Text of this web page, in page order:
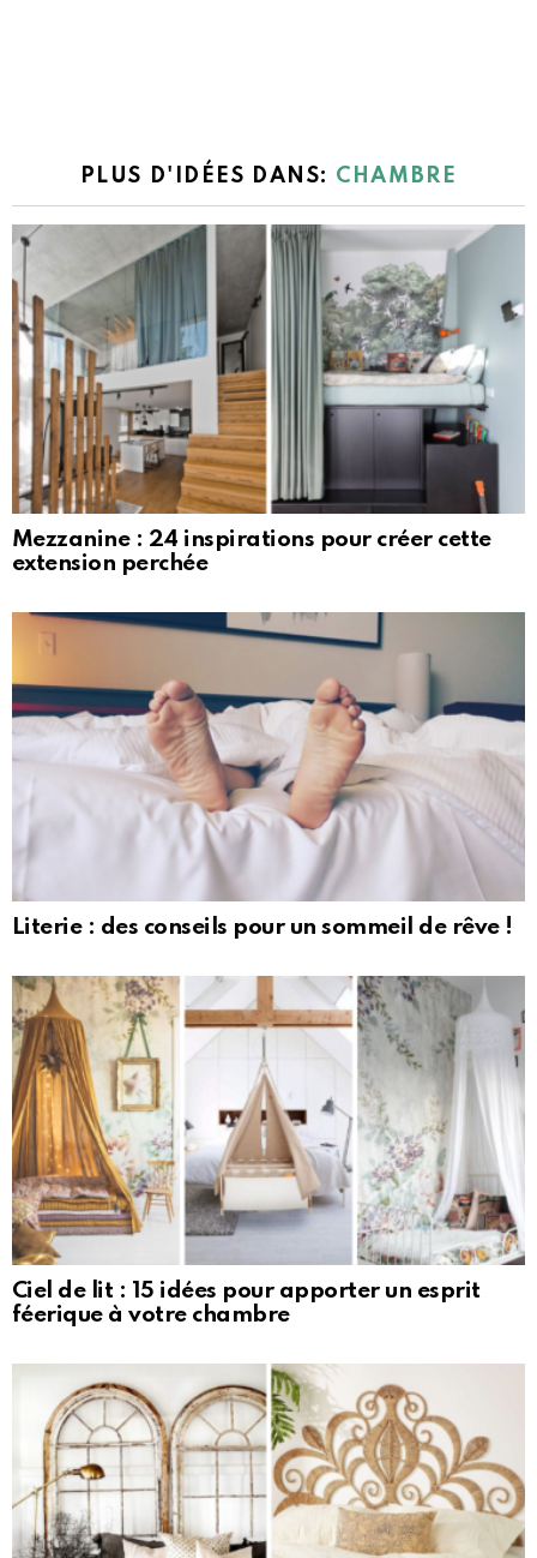
PLUS D'IDÉES DANS: CHAMBRE
Mezzanine : 24 inspirations pour créer cette
extension perchée
Literie : des conseils pour un sommeil de rêve !
Ciel de lit : 15 idées pour apporter un esprit
féerique à votre chambre